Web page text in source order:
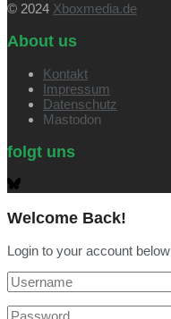
© 2024 Xboxmedia.de
About us
Kontakt
Impressum
Datenschutz
Mastodon
folgt uns
Welcome Back!
Login to your account below